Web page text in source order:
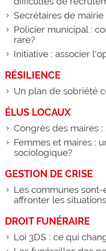
Secrétaires de mairie
Policier municipal :
rare?
Initiative : associer
RÉSILIENCE
Un plan de sobriété
ÉLUS LOCAUX
Congrès des maires
Femmes et maires :
sociologique?
GESTION DE CRISE
Les communes
affronter les
DROIT FUNÉRAIRE
Loi 3DS : ce qui